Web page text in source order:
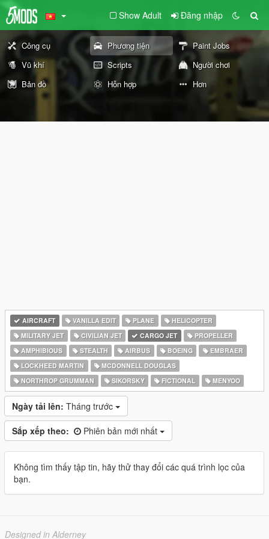
Show Adult Đăng nhập
Công cụ Phương tiện
Paint Jobs
Vũ khí
Scripts
Người chơi
Bản đồ
Hỗn hợp Hơn
AIRCRAFT VANILLA EDIT PLANE
HELICOPTER
MILITARY JET
CIVILIAN JET CARGO JET
PROPELLER
AMPHIBIOUS
STEALTH AIRBUS BOEING
EMBRAER
LOCKHEED MARTIN
MCDONNELL DOUGLAS
NORTHROP GRUMMAN
SIKORSKY FICTIONAL MENYOO
Ngày tải lên: Tháng trước
Sắp xếp theo: Phiên bản mới nhất
Không tìm thấy tập tin, hãy thử thay đổi các quá trình lọc của
bạn.
Designed in Alderney